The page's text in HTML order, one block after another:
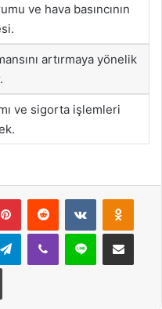
ve hava basıncının
artırmaya yönelik
ve sigorta işlemleri
PinterestReddit VKontakte
TelegramViber Line E-Posta ile
Yazdır